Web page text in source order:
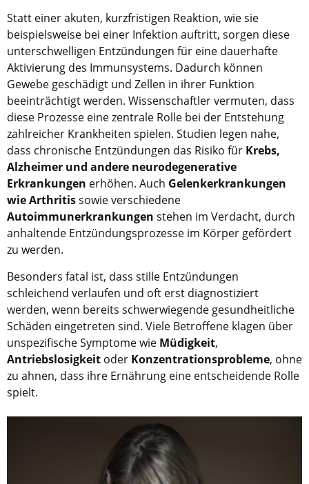
Statt einer akuten, kurzfristigen Reaktion, wie sie
beispielsweise bei einer Infektion auftritt, sorgen diese
unterschwelligen Entzündungen für eine dauerhafte
Aktivierung des Immunsystems. Dadurch können
Gewebe geschädigt und Zellen in ihrer Funktion
beeinträchtigt werden. Wissenschaftler vermuten, dass
diese Prozesse eine zentrale Rolle bei der Entstehung
zahlreicher Krankheiten spielen. Studien legen nahe,
dass chronische Entzündungen das Risiko für Krebs,
Alzheimer und andere neurodegenerative
Erkrankungen erhöhen. Auch Gelenkerkrankungen
wie Arthritissowie verschiedene
Autoimmunerkrankungen stehen im Verdacht, durch
anhaltende Entzündungsprozesse im Körper gefördert
zu werden.
Besonders fatal ist, dass stille Entzündungen
schleichend verlaufen und oft erst diagnostiziert
werden, wenn bereits schwerwiegende gesundheitliche
Schäden eingetreten sind. Viele Betroffene klagen über
unspezifische Symptome wie Müdigkeit,
Antriebslosigkeit oder Konzentrationsprobleme, ohne
zu ahnen, dass ihre Ernährung eine entscheidende Rolle
spielt.